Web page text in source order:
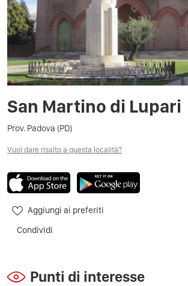
San Martino di Lupari
Prov. Padova (PD)
Vuoi dare risalto a questa località?
Aggiungi ai preferiti
Condividi
Punti di interesse